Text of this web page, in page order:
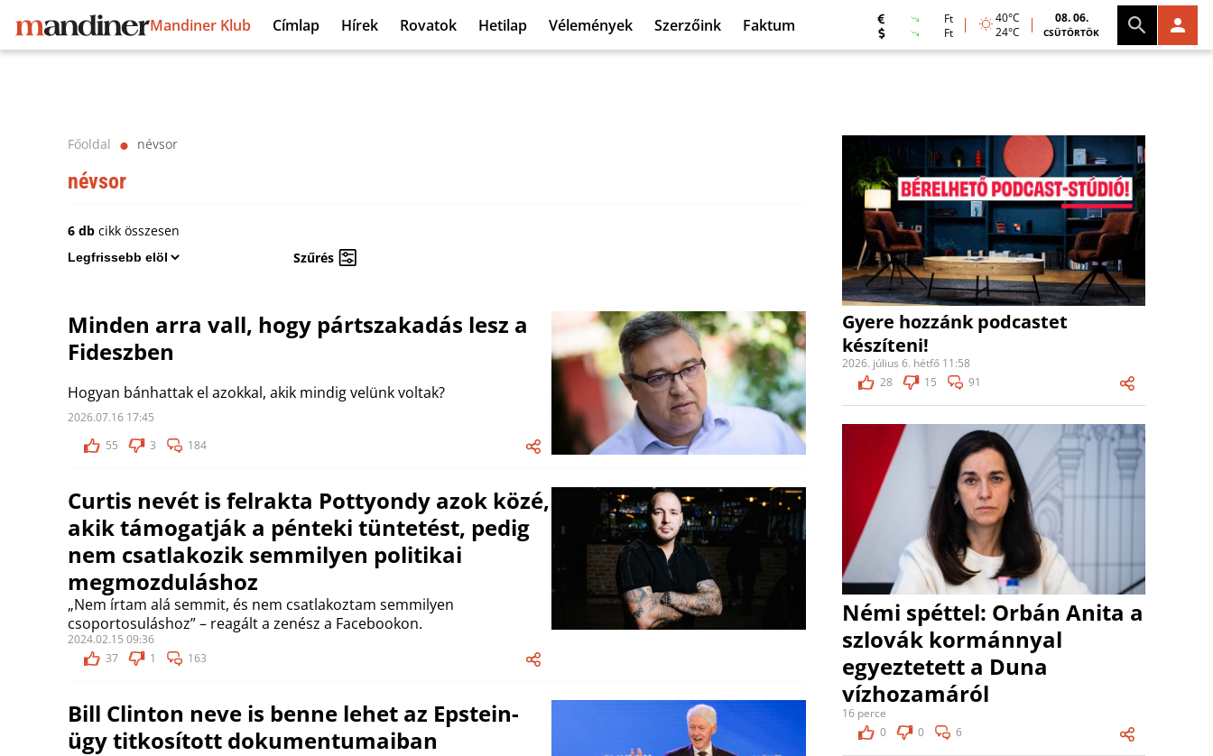
Mandiner Klub Címlap Hírek Rovatok Hetilap Vélemények Szerzőink Faktum
Ft
Ft
40°C
24°C
08. 06.
CSÜTÖRTÖK
Főoldal ⬤ névsor
névsor
6 db cikk összesen
Szűrés
Minden arra vall, hogy pártszakadás lesz a
Fideszben
Hogyan bánhattak el azokkal, akik mindig velünk voltak?
2026.07.16 17:45
55
3 184
Curtis nevét is felrakta Pottyondy azok közé,
akik támogatják a pénteki tüntetést, pedig
nem csatlakozik semmilyen politikai
megmozduláshoz
„Nem írtam alá semmit, és nem csatlakoztam semmilyen
csoportosuláshoz” – reagált a zenész a Facebookon.
2024.02.15 09:36
37
1 163
Bill Clinton neve is benne lehet az Epstein-
ügy titkosított dokumentumaiban
Gyere hozzánk podcastet
készíteni!
2026. július 6. hétfő 11:58
28
15 91
Némi spéttel: Orbán Anita a
szlovák kormánnyal
egyeztetett a Duna
vízhozamáról
16 perce
0
0 6